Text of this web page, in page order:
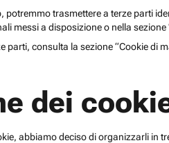
trasmettere a terze parti
messi a disposizione o nella
parti, consulta la sezione “Cookie di
dei
abbiamo deciso di organizzarli in